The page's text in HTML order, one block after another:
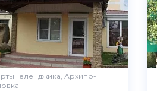
Геленджика, Архипо-